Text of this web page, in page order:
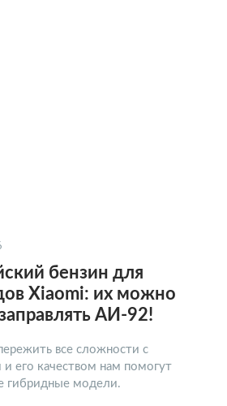
бензин для
Xiaomi: их можно
АИ-92!
все сложности с
его качеством нам помогут
гибридные модели.